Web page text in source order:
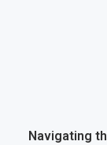
Navigating